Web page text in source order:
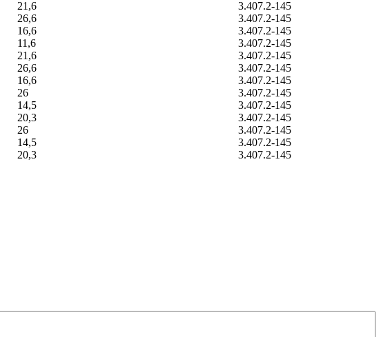
21,6
3.407.2-145
26,6
3.407.2-145
16,6
3.407.2-145
11,6
3.407.2-145
21,6
3.407.2-145
26,6
3.407.2-145
16,6
3.407.2-145
26
3.407.2-145
14,5
3.407.2-145
20,3
3.407.2-145
26
3.407.2-145
14,5
3.407.2-145
20,3
3.407.2-145